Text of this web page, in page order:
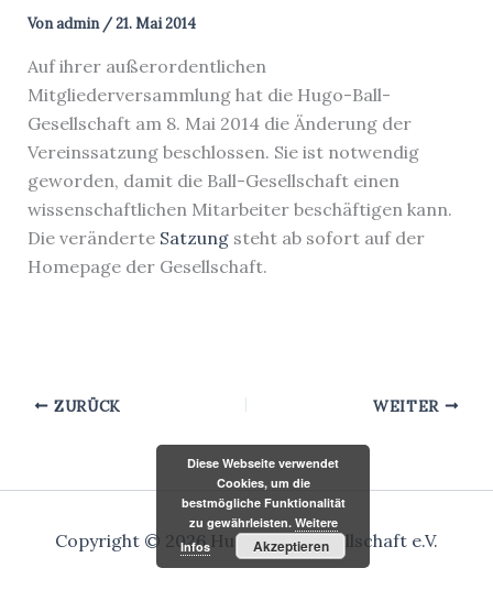
Vonadmin /21. Mai 2014
Auf ihrer außerordentlichen
Mitgliederversammlung hat die Hugo-Ball-
Gesellschaft am 8. Mai 2014 die Änderung der
Vereinssatzung beschlossen. Sie ist notwendig
geworden, damit die Ball-Gesellschaft einen
wissenschaftlichen Mitarbeiter beschäftigen kann.
Die veränderteSatzungsteht ab sofort auf der
Homepage der Gesellschaft.
ZURÜCK WEITER
Copyright © 2026 Hugo-Ball-Gesellschaft e.V.
Diese Webseite verwendet
Cookies, um die
bestmögliche Funktionalität
zu gewährleisten. Weitere
Infos
Akzeptieren